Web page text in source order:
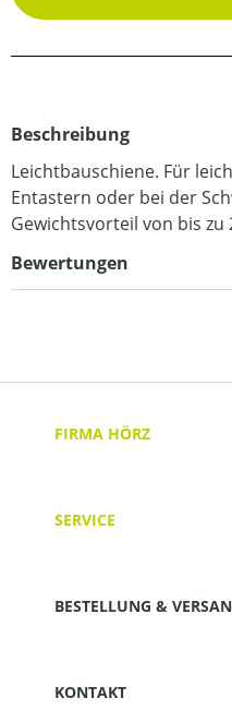
Beschreibung
Leichtbauschiene. Für
Entastern oder bei der
Gewichtsvorteil von bis zu
Bewertungen
FIRMA HÖRZ
SERVICE
BESTELLUNG &
KONTAKT